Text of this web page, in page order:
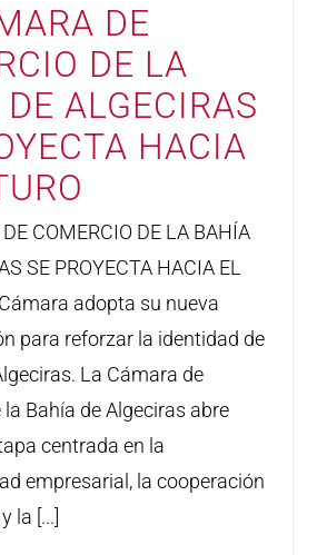
DE
DE LA
ALGECIRAS
HACIA
COMERCIO DE LA BAHÍA
SE PROYECTA HACIA EL
adopta su nueva
para reforzar la identidad de
La Cámara de
Bahía de Algeciras abre
centrada en la
empresarial, la cooperación
la [...]